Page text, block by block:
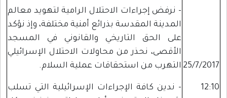
25/7/2017
12:10
- نرفض إجراءات الاحتلال الرامية لتهويد معالم
المدينة المقدسة بذرائع أمنية مختلفة، وإذ نؤكد
على الحق التاريخي والقانوني في المسجد
الأقصى، نحذر من محاولات الاحتلال الإسرائيلي
التهرب من استحقاقات عملية السلام.
- ندين كافة الإجراءات الإسرائيلية التي تسلب